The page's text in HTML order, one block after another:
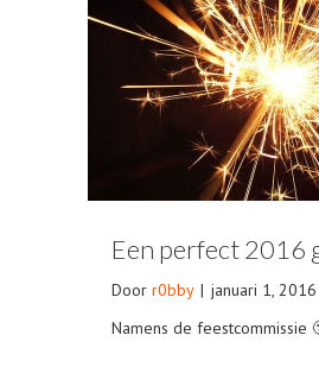
Een perfect 2016
Door r0bby | januari 1, 2016
Namens de feestcommissie